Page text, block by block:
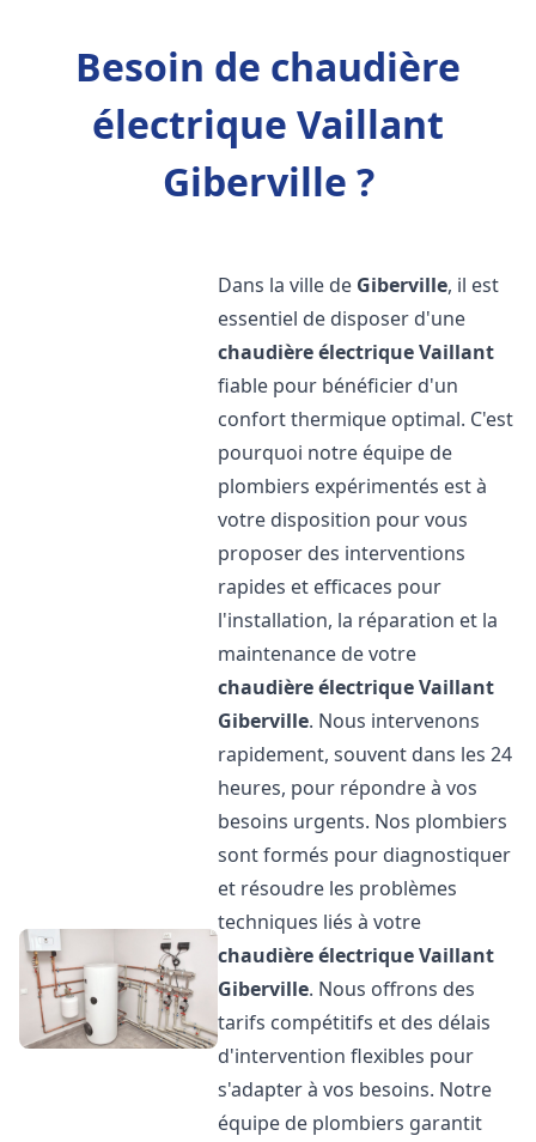
Besoin de chaudière
électrique Vaillant
Giberville ?
Dans la ville de Giberville, il est
essentiel de disposer d'une
chaudière électrique Vaillant
fiable pour bénéficier d'un
confort thermique optimal. C'est
pourquoi notre équipe de
plombiers expérimentés est à
votre disposition pour vous
proposer des interventions
rapides et efficaces pour
l'installation, la réparation et la
maintenance de votre
chaudière électrique Vaillant
Giberville. Nous intervenons
rapidement, souvent dans les 24
heures, pour répondre à vos
besoins urgents. Nos plombiers
sont formés pour diagnostiquer
et résoudre les problèmes
techniques liés à votre
chaudière électrique Vaillant
Giberville. Nous offrons des
tarifs compétitifs et des délais
d'intervention flexibles pour
s'adapter à vos besoins. Notre
équipe de plombiers garantit